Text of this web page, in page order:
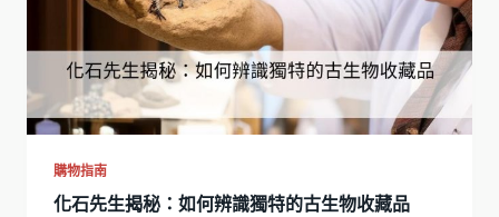
購物指南
化石先生揭秘：如何辨識獨特的古生物收藏品